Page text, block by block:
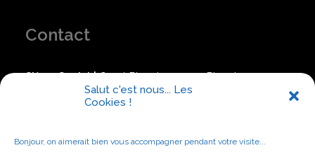
Salut c'est nous... Les
Cookies !
Bonjour, on aimerait bien vous accompagner pendant votre visite...
Contact
Siège Social |Carré Pleyel – 5,7 rue Pleyel, 93200